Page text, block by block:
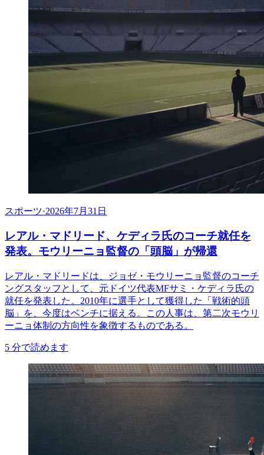
スポーツ·2026年7月31日
レアル・マドリード、ケディラ氏のコーチ就任を
発表。モウリーニョ監督の「頭脳」が帰還
レアル・マドリードは、ジョゼ・モウリーニョ監督のコーチ
ングスタッフとして、元ドイツ代表MFサミ・ケディラ氏の
就任を発表した。2010年に選手として獲得した「戦術的頭
脳」を、今度はベンチに据える。この人事は、第二次モウリ
ーニョ体制の方向性を象徴するものである。
5 分で読めます